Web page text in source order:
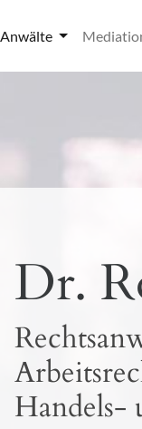
Anwälte
Dr.
Handels-